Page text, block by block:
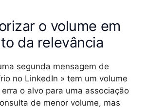
o volume em
da relevância
segunda mensagem de
no LinkedIn » tem um volume
o alvo para uma associação
de menor volume, mas